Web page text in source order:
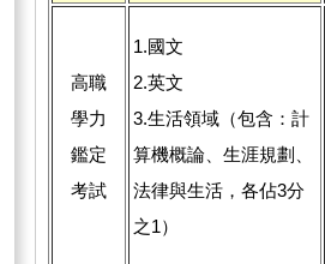
高職
學力
鑑定
考試
1.國文
2.英文
3.生活領域（包含：計
算機概論、生涯規劃、
法律與生活，各佔3分
之1）